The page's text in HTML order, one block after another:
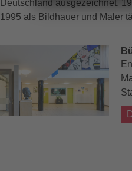
Deutschland ausgezeichnet.
1995 als Bildhauer und Maler